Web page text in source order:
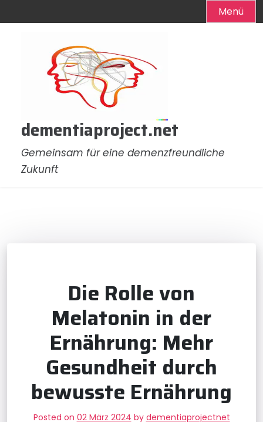
Menü
dementiaproject.net
Gemeinsam für eine demenzfreundliche
Zukunft
Die Rolle von
Melatonin in der
Ernährung: Mehr
Gesundheit durch
bewusste Ernährung
Posted on 02 März 2024 by dementiaprojectnet